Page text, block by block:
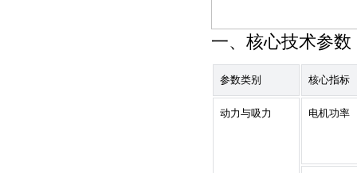
一、核心技术参数
参数类别 核心指标
动力与吸力 电机功率